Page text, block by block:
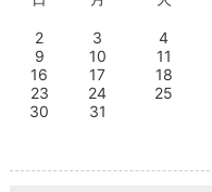
2
3 4
9
10 11
16
17 18
23
24 25
30
31